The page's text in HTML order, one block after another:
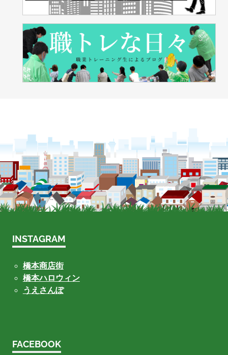
INSTAGRAM
橋本商店街
橋本ハロウィン
うえさんぽ
FACEBOOK